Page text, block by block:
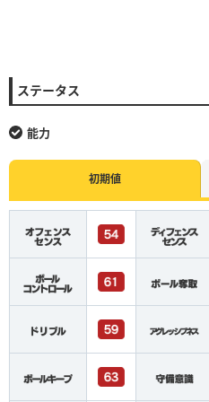
ステータス
能力
初期値